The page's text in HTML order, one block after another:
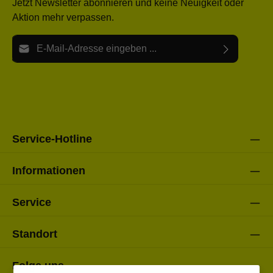
Jetzt Newsletter abonnieren und keine Neuigkeit oder
Aktion mehr verpassen.
E-Mail-Adresse*
Service-Hotline
Informationen
Service
Standort
Folge uns